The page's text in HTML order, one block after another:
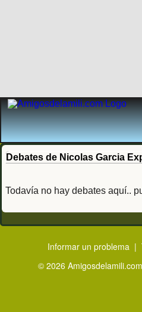
Debates de Nicolas Garcia
Todavía no hay debates aquí..
Informar un problema |
© 2026